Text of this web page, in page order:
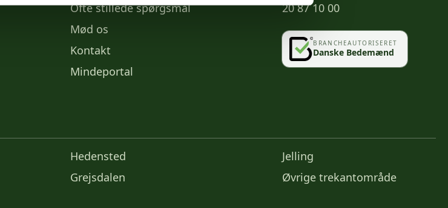
Ofte stillede spørgsmål
Mød os
Kontakt
Mindeportal
20 87 10 00
BRANCHEAUTORISERET
Danske Bedemænd
Hedensted
Grejsdalen
Jelling
Øvrige trekantområde